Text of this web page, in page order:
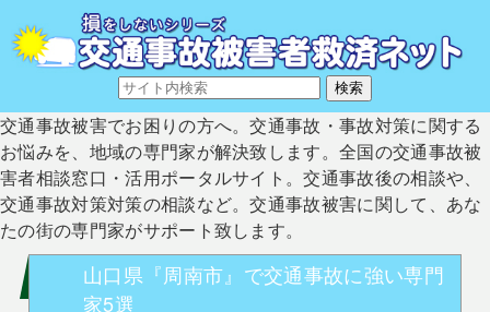
交通事故被害でお困りの方へ。交通事故・事故対策に関する
お悩みを、地域の専門家が解決致します。全国の交通事故被
害者相談窓口・活用ポータルサイト。交通事故後の相談や、
交通事故対策対策の相談など。交通事故被害に関して、あな
たの街の専門家がサポート致します。
山口県『周南市』で交通事故に強い専門
家5選